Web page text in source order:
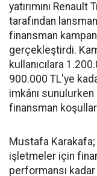
yatırımını
tarafından
finansman
gerçekleştirdi.
kullanıcılara
900.000 TL'ye
imkânı sunulurken
finansman
Mustafa
işletmeler için
performansı